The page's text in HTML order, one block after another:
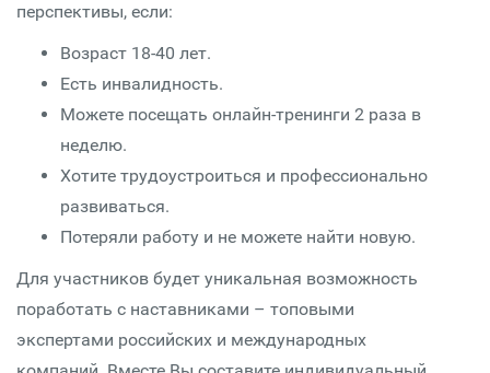
перспективы, если:
Возраст 18-40 лет.
Есть инвалидность.
Можете посещать онлайн-тренинги 2 раза в
неделю.
Хотите трудоустроиться и профессионально
развиваться.
Потеряли работу и не можете найти новую.
Для участников будет уникальная возможность
поработать с наставниками – топовыми
экспертами российских и международных